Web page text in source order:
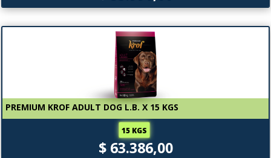
PREMIUM KROF ADULT DOG L.B. X 15 KGS
15 KGS
$ 63.386,00